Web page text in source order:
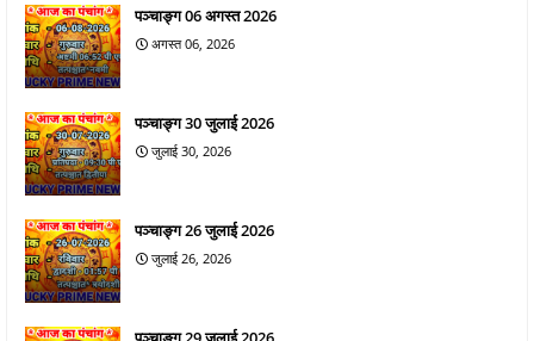
पञ्चाङ्ग 06 अगस्त 2026
अगस्त 06, 2026
पञ्चाङ्ग 30 जुलाई 2026
जुलाई 30, 2026
पञ्चाङ्ग 26 जुलाई 2026
जुलाई 26, 2026